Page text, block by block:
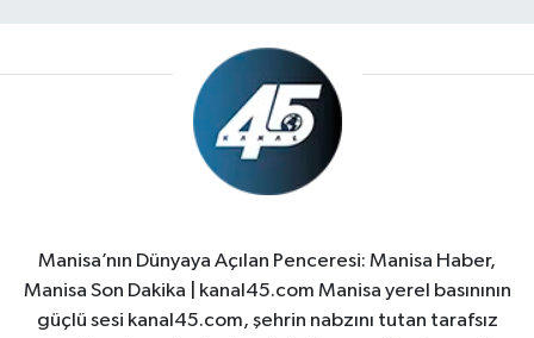
Manisa’nın Dünyaya Açılan Penceresi: Manisa Haber,
Manisa Son Dakika | kanal45.com Manisa yerel basınının
güçlü sesi kanal45.com, şehrin nabzını tutan tarafsız